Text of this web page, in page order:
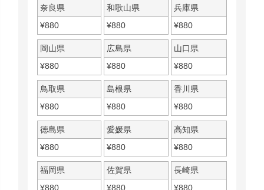
奈良県
¥880
和歌山県
¥880
兵庫県
¥880
岡山県
¥880
広島県
¥880
山口県
¥880
鳥取県
¥880
島根県
¥880
香川県
¥880
徳島県
¥880
愛媛県
¥880
高知県
¥880
福岡県
¥880
佐賀県
¥880
長崎県
¥880